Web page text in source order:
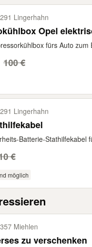
Lingerhahn
Opel
fürs Auto
100 €
Lingerhahn
Batterie-Stathilfekabel
€
möglich
Miehlen
zu verschenken